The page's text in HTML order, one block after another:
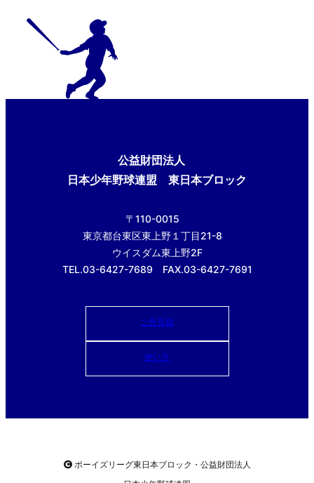
公益財団法人
日本少年野球連盟 東日本ブロック
〒110-0015
東京都台東区東上野１丁目21-8
ウイスダム東上野2F
TEL.03-6427-7689 FAX.03-6427-7691
ご意見箱
使い方
ボーイズリーグ東日本ブロック・公益財団法人